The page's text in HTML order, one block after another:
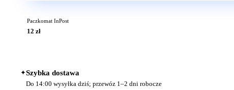
Paczkomat InPost
12 zł
✦Szybka dostawa
Do 14:00 wysyłka dziś; przewóz 1–2 dni robocze